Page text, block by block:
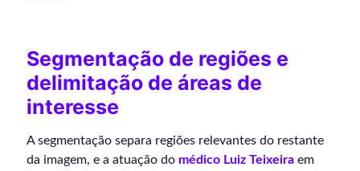
Segmentação de regiões e
delimitação de áreas de
interesse
A segmentação separa regiões relevantes do restante
da imagem, e a atuação do médico Luiz Teixeira em